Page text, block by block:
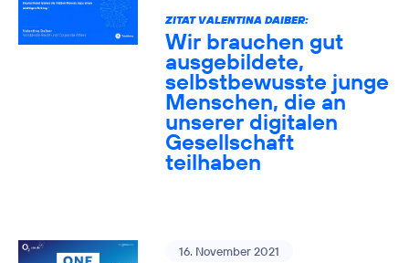
ZITAT VALENTINA DAIBER:
Wir brauchen gut
ausgebildete,
selbstbewusste junge
Menschen, die an
unserer digitalen
Gesellschaft
teilhaben
16. November 2021